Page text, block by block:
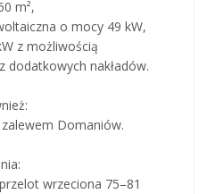
m²,
o mocy 49 kW,
z możliwością
dodatkowych nakładów.
zalewem Domaniów.
wrzeciona 75–81